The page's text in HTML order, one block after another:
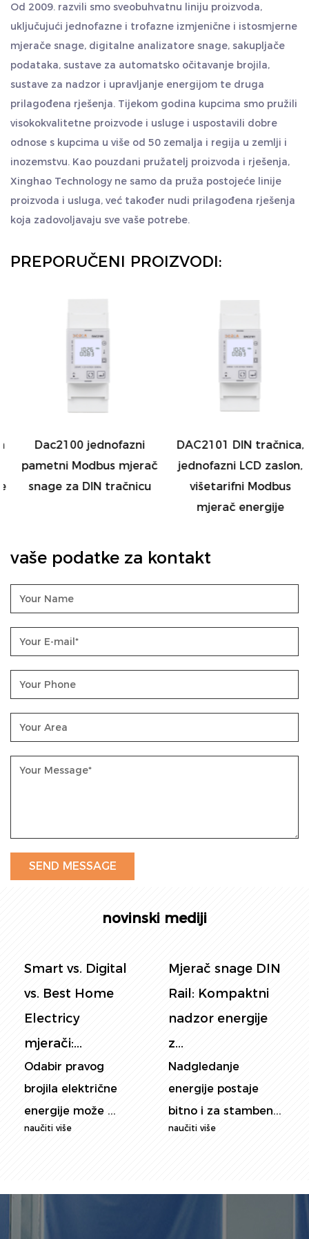
nadzora napajanja za praćenje potrošnje energije,
napona, struje i drugih parametara u stvarnom
vremenu.
Industrijska automatizacija: U sustavima
industrijske automatizacije, koristi se za mjerenje
Komercijalne zgrade: Koristi se za upravljanje
napajanjem komercijalnih zgrada kao što su
trgovački centri i uredske zgrade kako bi se
postigla učinkovita upotreba energije.
pregled, pomaže tvrtkama ili institucijama da
Od 2009. razvili smo sveobuhvatnu liniju proizvoda,
uključujući jednofazne i trofazne izmjenične i istosmjerne
mjerače snage, digitalne analizatore snage, sakupljače
podataka, sustave za automatsko očitavanje brojila,
sustave za nadzor i upravljanje energijom te druga
prilagođena rješenja. Tijekom godina kupcima smo pružili
visokokvalitetne proizvode i usluge i uspostavili dobre
odnose s kupcima u više od 50 zemalja i regija u zemlji i
inozemstvu. Kao pouzdani pružatelj proizvoda i rješenja,
Xinghao Technology ne samo da pruža postojeće linije
proizvoda i usluga, već također nudi prilagođena rješenja
koja zadovoljavaju sve vaše potrebe.
PREPORUČENI PROIZVODI:
Dac2100 jednofazni
pametni Modbus mjerač
snage za DIN tračnicu
DAC2101 DIN tračnica,
jednofazni LCD zaslon,
višetarifni Modbus
mjerač energije
vaše podatke za kontakt
novinski mediji
Mjerač snage DIN
Rail: Kompaktni
nadzor energije
z...
Nadgledanje
energije postaje
bitno i za stamben...
naučiti više
Mjerač snage
ploče: Ultimate
Vodič za nadzor
pamet...
U današnjem svijetu
svjesnom energijom
nadgleda...
naučiti više